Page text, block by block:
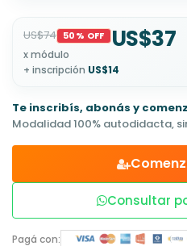
US$74 50% OFF US$37
x módulo
+ inscripción US$14
Te inscribís, abonás y
Modalidad 100% autodidacta,
Consultar
Pagá con: